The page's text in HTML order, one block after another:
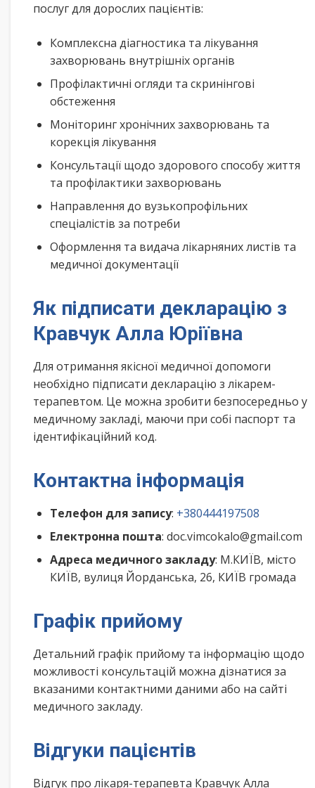
послуг для дорослих пацієнтів:
Комплексна діагностика та лікування
захворювань внутрішніх органів
Профілактичні огляди та скринінгові
обстеження
Моніторинг хронічних захворювань та
корекція лікування
Консультації щодо здорового способу життя
та профілактики захворювань
Направлення до вузькопрофільних
спеціалістів за потреби
Оформлення та видача лікарняних листів та
медичної документації
Як підписати декларацію з
Кравчук Алла Юріївна
Для отримання якісної медичної допомоги
необхідно підписати декларацію з лікарем-
терапевтом. Це можна зробити безпосередньо у
медичному закладі, маючи при собі паспорт та
ідентифікаційний код.
Контактна інформація
Телефон для запису: +380444197508
Електронна пошта: doc.vimcokalo@gmail.com
Адреса медичного закладу: М.КИЇВ, місто
КИЇВ, вулиця Йорданська, 26, КИЇВ громада
Графік прийому
Детальний графік прийому та інформацію щодо
можливості консультацій можна дізнатися за
вказаними контактними даними або на сайті
медичного закладу.
Відгуки пацієнтів
Відгук про лікаря-терапевта Кравчук Алла